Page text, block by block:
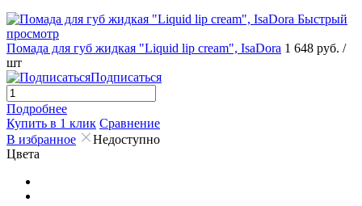
Быстрый
просмотр
Помада для губ жидкая "Liquid lip cream", IsaDora 1 648 руб. /
шт
Подписаться
Подробнее
Купить в 1 клик Сравнение
В избранное
Недоступно
Цвета